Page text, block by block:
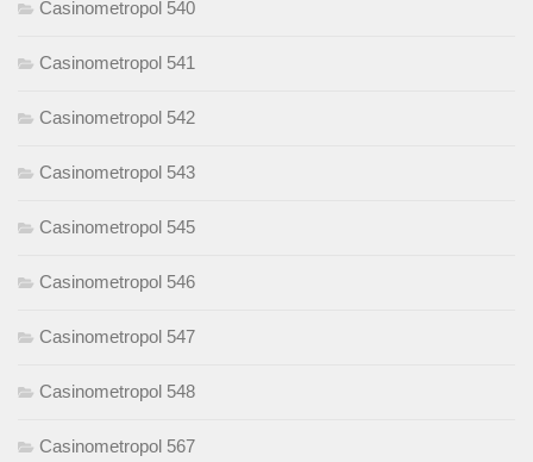
Casinometropol 540
Casinometropol 541
Casinometropol 542
Casinometropol 543
Casinometropol 545
Casinometropol 546
Casinometropol 547
Casinometropol 548
Casinometropol 567